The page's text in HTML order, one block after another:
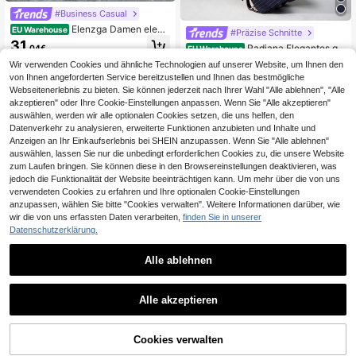
#Business Casual
EU Warehouse Elenzga Damen elega
nter und modischer Pendelanzug fü
r den Alltag mit ärmellosem V-Aussc
hnitt, Taille-Bindedetail am Rücken
und geraden Beinschnitten, Einfarbi
g
31,04€
Franclia Modischer minimalisti
scher Pendler-Anzug mit trägerlose
n langen Hosen
29,49€
#Präzise Schnitte
EU Warehouse Radiana Elegantes ge
streiftes 2-teiliges Damen-Set, Slim
Fit Blazer kombiniert mit ausgestellt
en Hosen, Marineblau und Weiß, He
rbst, Business Casual, Büro, Pendel
n, Party, formelle Anlässe
23,99€
EU Warehouse Franclia Damen hellgr
üner dünner Anzug-Set, neuer Stil g
31,96€
Wir verwenden Cookies und ähnliche Technologien auf unserer Website, um Ihnen den
von Ihnen angeforderten Service bereitzustellen und Ihnen das bestmögliche
Webseitenerlebnis zu bieten. Sie können jederzeit nach Ihrer Wahl "Alle ablehnen", "Alle
akzeptieren" oder Ihre Cookie-Einstellungen anpassen. Wenn Sie "Alle akzeptieren"
auswählen, werden wir alle optionalen Cookies setzen, die uns helfen, den
Datenverkehr zu analysieren, erweiterte Funktionen anzubieten und Inhalte und
Anzeigen an Ihr Einkaufserlebnis bei SHEIN anzupassen. Wenn Sie "Alle ablehnen"
auswählen, lassen Sie nur die unbedingt erforderlichen Cookies zu, die unsere Website
zum Laufen bringen. Sie können diese in den Browsereinstellungen deaktivieren, was
jedoch die Funktionalität der Website beeinträchtigen kann. Um mehr über die von uns
verwendeten Cookies zu erfahren und Ihre optionalen Cookie-Einstellungen
anzupassen, wählen Sie bitte "Cookies verwalten". Weitere Informationen darüber, wie
wir die von uns erfassten Daten verarbeiten, finden Sie in unserer
Datenschutzerklärung.
Alle ablehnen
Alle akzeptieren
Cookies verwalten